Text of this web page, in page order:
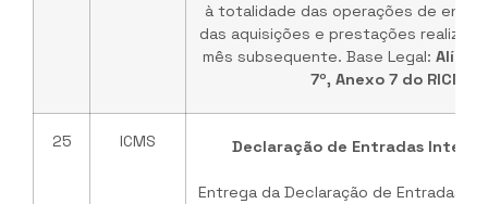
à totalidade das operações de
das aquisições e prestações
mês subsequente. Base Legal:
7º, Anexo 7 do RICMS/
25 ICMS Declaração de Entradas
Entrega da Declaração de Entradas